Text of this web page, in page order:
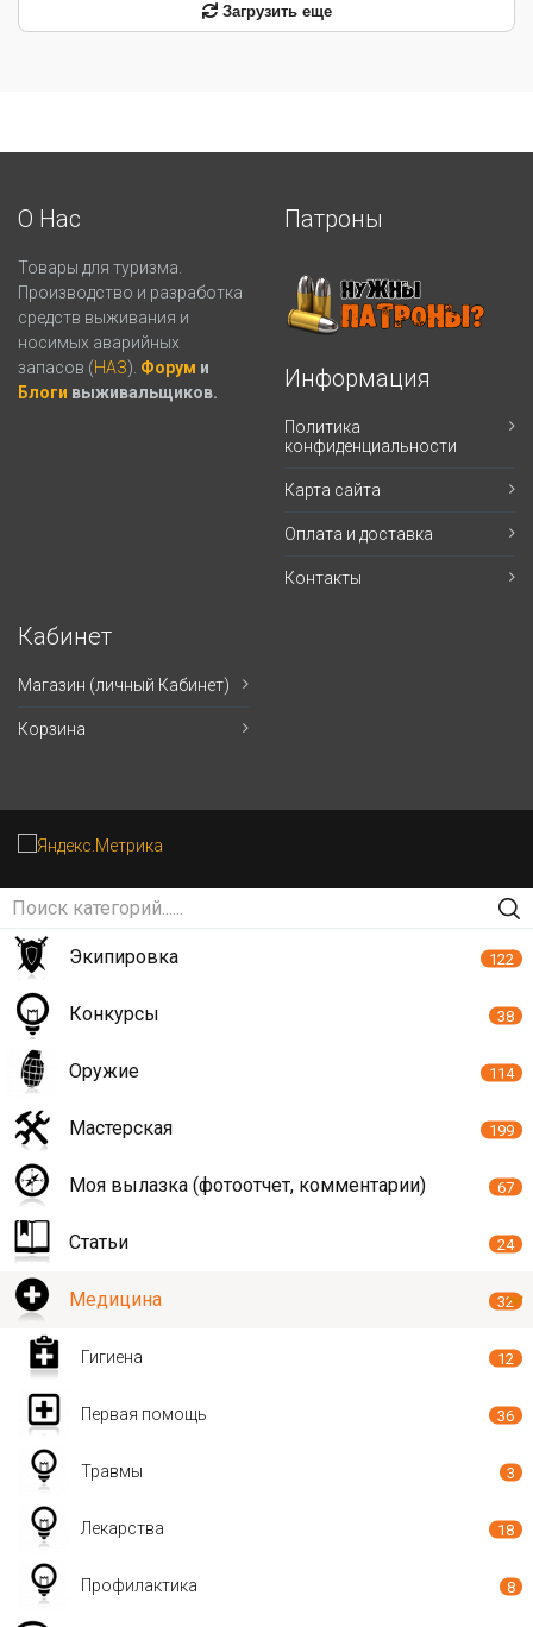
Загрузить еще
О Нас
Товары для туризма.
Производство и разработка
средств выживания и
носимых аварийных
запасов (НАЗ). Форум и
Блоги выживальщиков.
Патроны
Информация
Политика
конфиденциальности
Карта сайта
Оплата и доставка
Контакты
Кабинет
Магазин (личный Кабинет)
Корзина
Экипировка 122
Конкурсы 38
Оружие 114
Мастерская 199
Моя вылазка (фотоотчет, комментарии) 67
Статьи 24
Медицина 32
Гигиена 12
Первая помощь 36
Травмы 3
Лекарства 18
Профилактика 8